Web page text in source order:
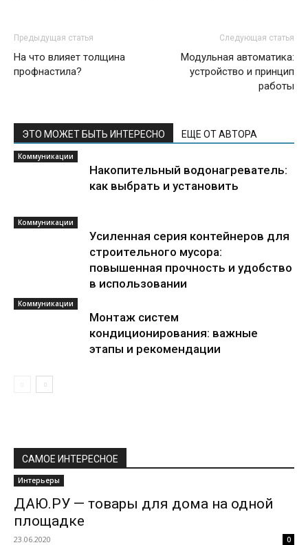
Предыдущая статья
На что влияет толщина
профнастила?
Следующая статья
Модульная автоматика:
устройство и принцип
работы
ЭТО МОЖЕТ БЫТЬ ИНТЕРЕСНО ЕЩЕ ОТ АВТОРА
Коммуникации
Накопительный водонагреватель:
как выбрать и установить
Коммуникации
Усиленная серия контейнеров для
строительного мусора:
повышенная прочность и удобство
в использовании
Коммуникации
Монтаж систем
кондиционирования: важные
этапы и рекомендации
САМОЕ ИНТЕРЕСНОЕ
Интерьеры
ДАЮ.РУ — товары для дома на одной
площадке
23.06.2020 0